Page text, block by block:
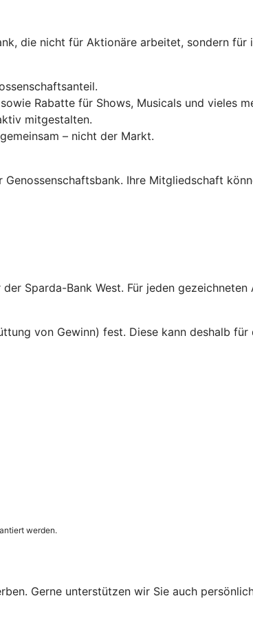
die nicht für Aktionäre arbeitet, sondern für
Rabatte für Shows, Musicals und vieles
mitgestalten.
– nicht der Markt.
Ihre Mitgliedschaft
Sparda-Bank West. Für jeden
von Gewinn) fest. Diese kann deshalb für
werden.
Gerne unterstützen wir Sie auch